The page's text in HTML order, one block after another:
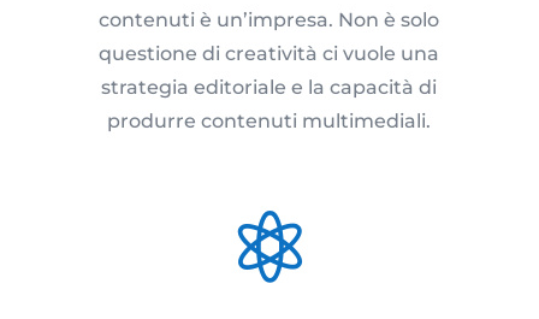
contenuti è un’impresa. Non è solo
questione di creatività ci vuole una
strategia editoriale e la capacità di
produrre contenuti multimediali.
